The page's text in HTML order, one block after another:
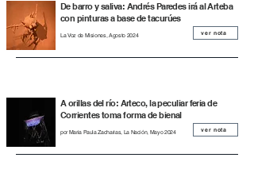
De barro y saliva: Andrés Paredes irá al Arteba
con pinturas a base de tacurúes
La Voz de Misiones, Agosto 2024 ver nota
A orillas del río: Arteco, la peculiar feria de
Corrientes toma forma de bienal
por Maria Paula Zacharias, La Nación, Mayo 2024 ver nota